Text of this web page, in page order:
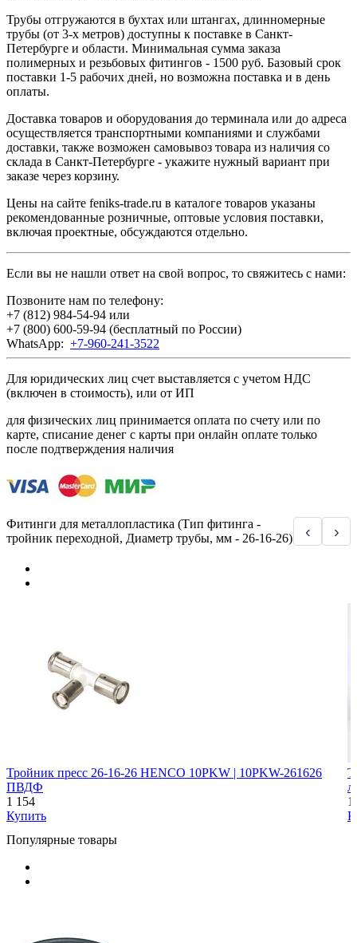
Трубы отгружаются в бухтах или штангах, длинномерные
трубы (от 3-х метров) доступны к поставке в Санкт-
Петербурге и области. Минимальная сумма заказа
полимерных и резьбовых фитингов - 1500 руб. Базовый срок
поставки 1-5 рабочих дней, но возможна поставка и в день
оплаты.
Доставка товаров и оборудования до терминала или до адреса
осуществляется транспортными компаниями и службами
доставки, также возможен самовывоз товара из наличия со
склада в Санкт-Петербурге - укажите нужный вариант при
заказе через корзину.
Цены на сайте feniks-trade.ru в каталоге товаров указаны
рекомендованные розничные, оптовые условия поставки,
включая проектные, обсуждаются отдельно.
Если вы не нашли ответ на свой вопрос, то свяжитесь с нами:
Позвоните нам по телефону:
+7 (812) 984-54-94 или
+7 (800) 600-59-94 (бесплатный по России)
WhatsApp: +7-960-241-3522
Для юридических лиц счет выставляется с учетом НДС
(включен в стоимость), или от ИП
для физических лиц принимается оплата по счету или по
карте, списание денег с карты при онлайн оплате только
после подтверждения наличия
Фитинги для металлопластика (Тип фитинга -
тройник переходной, Диаметр трубы, мм - 26-16-26)
‹ ›
Тройник пресс 26-16-26 HENCO 10PKW | 10PKW-261626
ПВДФ
1 154
Купить
1
Популярные товары